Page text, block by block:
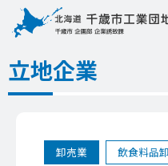
立地企業
卸売業 飲食料品